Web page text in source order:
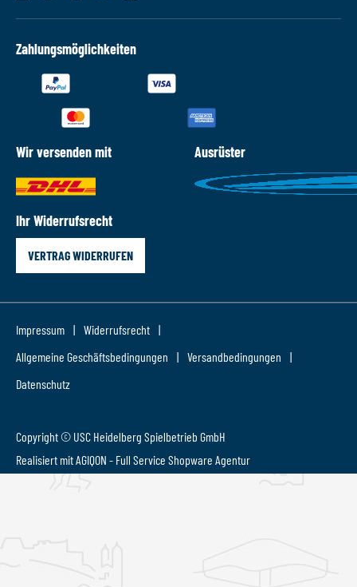
Zahlungsmöglichkeiten
Wir versenden mit Ausrüster
Ihr Widerrufsrecht
VERTRAG WIDERRUFEN
Copyright © USC Heidelberg Spielbetrieb GmbH
Impressum
Widerrufsrecht
Allgemeine Geschäftsbedingungen
Versandbedingungen
Datenschutz
Realisiert mit AGIQON - Full Service Shopware Agentur